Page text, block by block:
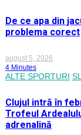
De ce apa din
problema corect
august 5, 2026
4 Minutes
ALTE SPORTURI
Clujul intră în
Trofeul
adrenalină